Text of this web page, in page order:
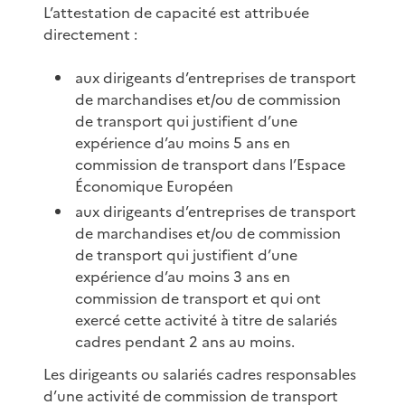
L’attestation de capacité est attribuée
directement :
aux dirigeants d’entreprises de transport
de marchandises et/ou de commission
de transport qui justifient d’une
expérience d’au moins 5 ans en
commission de transport dans l’Espace
Économique Européen
aux dirigeants d’entreprises de transport
de marchandises et/ou de commission
de transport qui justifient d’une
expérience d’au moins 3 ans en
commission de transport et qui ont
exercé cette activité à titre de salariés
cadres pendant 2 ans au moins.
Les dirigeants ou salariés cadres responsables
d’une activité de commission de transport